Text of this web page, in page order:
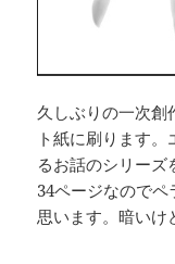
久しぶりの一次
ト紙に刷ります
るお話のシリー
34ページなので
思います。暗いけ